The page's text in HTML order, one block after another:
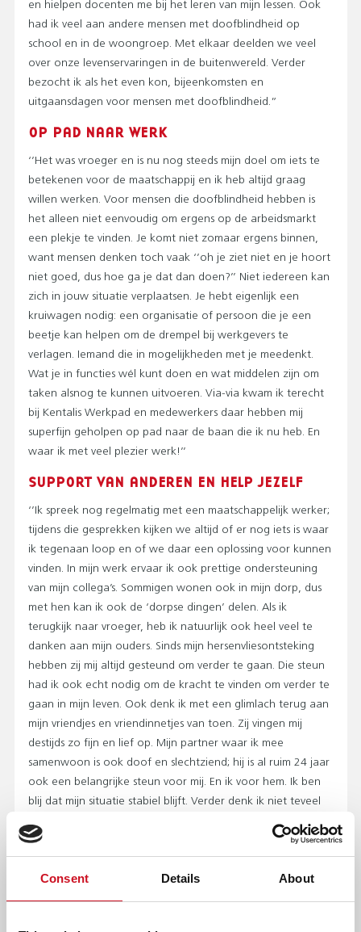
Consent Details About
en hielpen docenten me bij het leren van mijn lessen. Ook
had ik veel aan andere mensen met doofblindheid op
school en in de woongroep. Met elkaar deelden we veel
over onze levenservaringen in de buitenwereld. Verder
bezocht ik als het even kon, bijeenkomsten en
uitgaansdagen voor mensen met doofblindheid.”
OP PAD NAAR WERK
‘’Het was vroeger en is nu nog steeds mijn doel om iets te
betekenen voor de maatschappij en ik heb altijd graag
willen werken. Voor mensen die doofblindheid hebben is
het alleen niet eenvoudig om ergens op de arbeidsmarkt
een plekje te vinden. Je komt niet zomaar ergens binnen,
want mensen denken toch vaak ‘’oh je ziet niet en je hoort
niet goed, dus hoe ga je dat dan doen?’’ Niet iedereen kan
zich in jouw situatie verplaatsen. Je hebt eigenlijk een
kruiwagen nodig: een organisatie of persoon die je een
beetje kan helpen om de drempel bij werkgevers te
verlagen. Iemand die in mogelijkheden met je meedenkt.
Wat je in functies wél kunt doen en wat middelen zijn om
taken alsnog te kunnen uitvoeren. Via-via kwam ik terecht
bij Kentalis Werkpad en medewerkers daar hebben mij
superfijn geholpen op pad naar de baan die ik nu heb. En
waar ik met veel plezier werk!’’
SUPPORT VAN ANDEREN EN HELP JEZELF
‘’Ik spreek nog regelmatig met een maatschappelijk werker;
tijdens die gesprekken kijken we altijd of er nog iets is waar
ik tegenaan loop en of we daar een oplossing voor kunnen
vinden. In mijn werk ervaar ik ook prettige ondersteuning
van mijn collega’s. Sommigen wonen ook in mijn dorp, dus
met hen kan ik ook de ‘dorpse dingen’ delen. Als ik
terugkijk naar vroeger, heb ik natuurlijk ook heel veel te
danken aan mijn ouders. Sinds mijn hersenvliesontsteking
hebben zij mij altijd gesteund om verder te gaan. Die steun
had ik ook echt nodig om de kracht te vinden om verder te
gaan in mijn leven. Ook denk ik met een glimlach terug aan
mijn vriendjes en vriendinnetjes van toen. Zij vingen mij
destijds zo fijn en lief op. Mijn partner waar ik mee
samenwoon is ook doof en slechtziend; hij is al ruim 24 jaar
ook een belangrijke steun voor mij. En ik voor hem. Ik ben
blij dat mijn situatie stabiel blijft. Verder denk ik niet teveel
vooral van het nu!’’
TOP TIPS
‘’Mijn beste tip voor andere mensen met beperking in horen